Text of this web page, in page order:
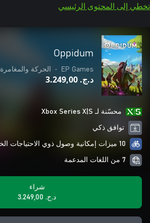
تخطي إلى المحتوى الرئيسي
Oppidum
EP Games
• الحركة والمغامرة
د.ج.‏ 3.249,00
محسّنة لـ Xbox Series X|S
توافق ذكي
10 ميزات إمكانية وصول ذوي الاحتياجات الخاصة
7 من اللغات المدعمة
شراء
د.ج.‏ 3.249,00